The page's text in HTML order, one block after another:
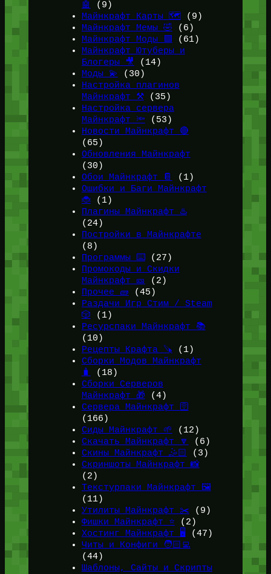
🤖
(9)
Майнкрафт Карты 🗺️(9)
Майнкрафт Мемы 🤣 (6)
Майнкрафт Моды 🟩 (61)
Майнкрафт Ютуберы и
Блогеры 🎥
(14)
Моды 💫
(30)
Настройка плагинов
Майнкрафт ⚒️(35)
Настройка сервера
Майнкрафт 🔦 (53)
Новости Майнкрафт 🔴
(65)
Обновления Майнкрафт
(30)
Обои Майнкрафт 📔
(1)
Ошибки и Баги Майнкрафт
🐞(1)
Плагины Майнкрафт ♨️
(24)
Постройки в Майнкрафте
(8)
Программы ⌨️(27)
Промокоды и Скидки
Майнкрафт 🎫
(2)
Прочее 🧱 (45)
Раздачи Игр Стим / Steam
🎲 (1)
Ресурспаки Майнкрафт 📚
(10)
Рецепты Крафта 🪚 (1)
Сборки Модов Майнкрафт
🧳
(18)
Сборки Серверов
Майнкрафт 🎁 (4)
Сервера Майнкрафт 🛜
(166)
Сиды Майнкрафт 🌱
(12)
Скачать Майнкрафт 🔽
(6)
Скины Майнкрафт 🤹🏻
(3)
Скриншоты Майнкрафт 📸
(2)
Текстурпаки Майнкрафт 🖼️
(11)
Утилиты Майнкрафт ✂️ (9)
Фишки Майнкрафт ⭐(2)
Хостинг Майнкрафт 🖥️ (47)
Читы и Конфиги 🧑🏻‍💻
(44)
Шаблоны, Сайты и Скрипты